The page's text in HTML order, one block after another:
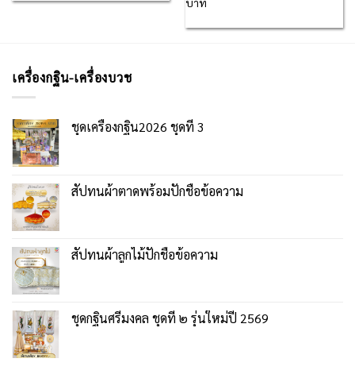
เครื่องกฐิน-เครื่องบวช
ชุดเครื่องกฐิน2026 ชุดที่ 3
สัปทนผ้าตาดพร้อมปักชื่อข้อความ
สัปทนผ้าลูกไม้ปักชื่อข้อความ
ชุดกฐินศรีมงคล ชุดที่ ๒ รุ่นใหม่ปี 2569